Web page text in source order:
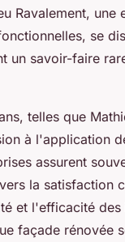
Ravalement, une
se
un savoir-faire
telles que
à l'application
assurent
la satisfaction
et l'efficacité
façade rénovée